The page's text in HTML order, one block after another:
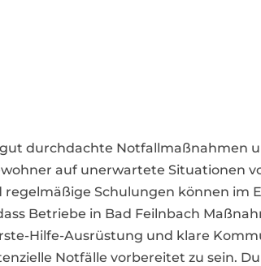
durchdachte Notfallmaßnahmen
auf unerwartete Situationen
Schulungen können im
Betriebe in Bad Feilnbach
Hilfe-Ausrüstung und klare
Notfälle vorbereitet zu sein.